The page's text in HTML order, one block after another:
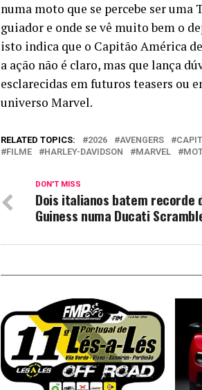
numa moto que se percebe ser
guiador e onde se vê muito bem o
isto indica que o Capitão América
a ação não é claro, mas que lança
esclarecidas em futuros teasers ou
universo Marvel.
RELATED TOPICS: 2026 AVENGERS
FILME
HARLEY-DAVIDSON MARVEL
DON'T MISS
Dois italianos batem recorde
Guiness numa Ducati